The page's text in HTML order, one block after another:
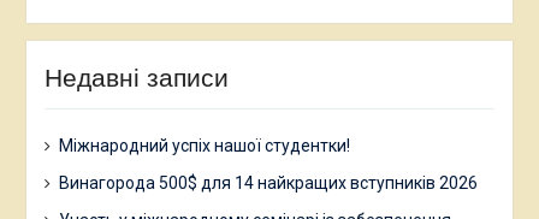
Недавні записи
Міжнародний успіх нашої студентки!
Винагорода 500$ для 14 найкращих вступників 2026